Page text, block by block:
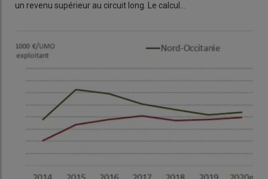
un revenu supérieur au circuit long. Le calcul…